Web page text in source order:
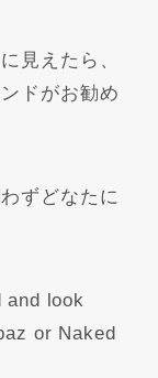
見えたら、
ドがお勧め
ずどなたに
and look
or Naked